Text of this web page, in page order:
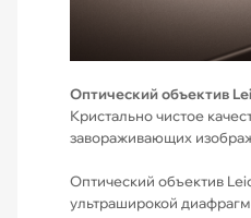
Оптический объектив
Кристально чистое
завораживающих
Оптический объектив
ультраширокой